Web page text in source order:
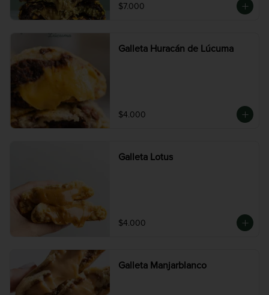
$7.000
Galleta Huracán de Lúcuma
$4.000
Galleta Lotus
$4.000
Galleta Manjarblanco